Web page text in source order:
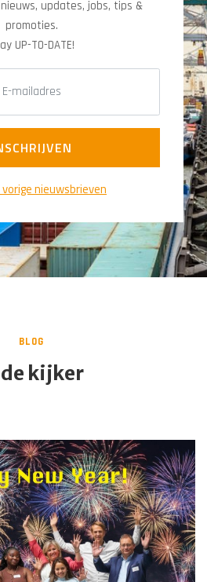
updates, jobs, tips &
promoties.
UP-TO-DATE!
nieuwsbrieven
BLOG
kijker